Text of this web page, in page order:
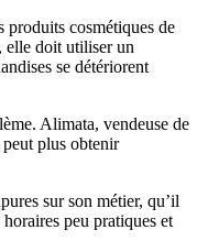
produits cosmétiques de
elle doit utiliser un
se détériorent
Alimata, vendeuse de
peut plus obtenir
sur son métier, qu’il
peu pratiques et